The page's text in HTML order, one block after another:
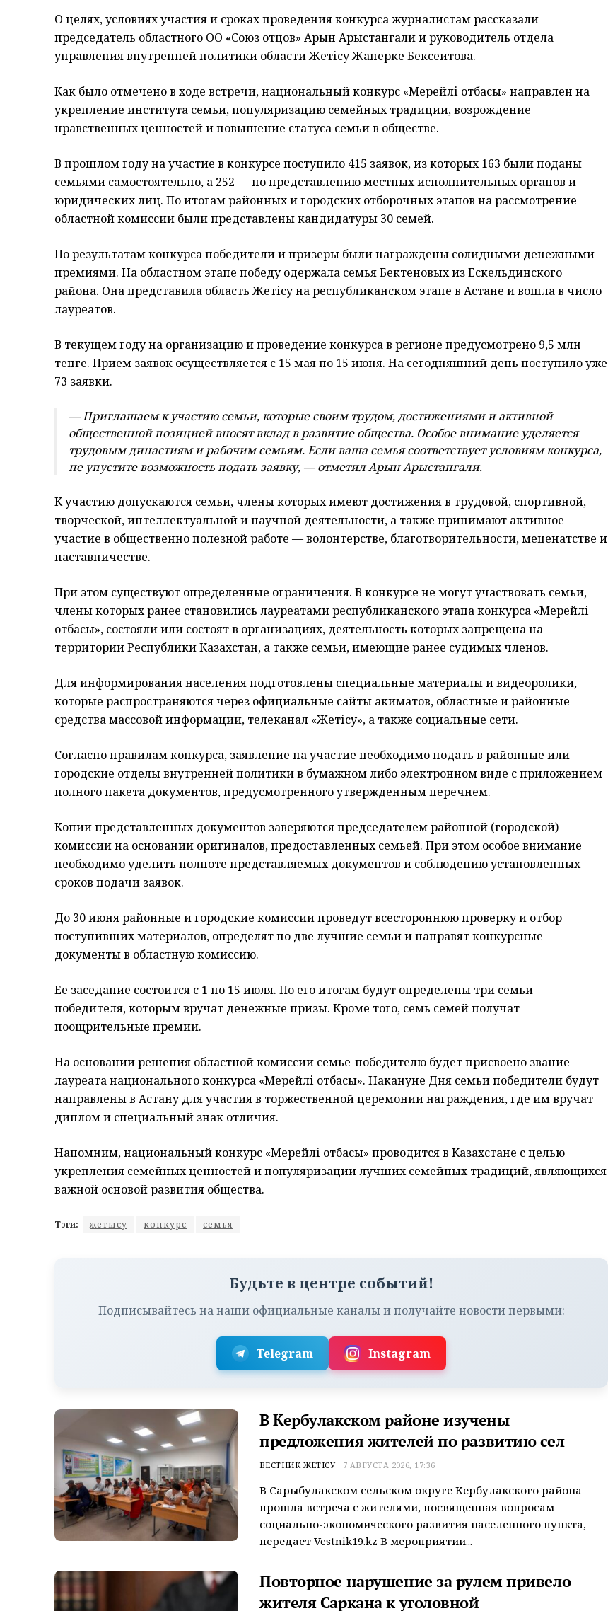
О целях, условиях участия и сроках проведения конкурса журналистам рассказали
председатель областного ОО «Союз отцов» Арын Арыстангали и руководитель отдела
управления внутренней политики области Жетісу Жанерке Бексеитова.
Как было отмечено в ходе встречи, национальный конкурс «Мерейлі отбасы» направлен на
укрепление института семьи, популяризацию семейных традиции, возрождение
нравственных ценностей и повышение статуса семьи в обществе.
В прошлом году на участие в конкурсе поступило 415 заявок, из которых 163 были поданы
семьями самостоятельно, а 252 — по представлению местных исполнительных органов и
юридических лиц. По итогам районных и городских отборочных этапов на рассмотрение
областной комиссии были представлены кандидатуры 30 семей.
По результатам конкурса победители и призеры были награждены солидными денежными
премиями. На областном этапе победу одержала семья Бектеновых из Ескельдинского
района. Она представила область Жетісу на республиканском этапе в Астане и вошла в число
лауреатов.
В текущем году на организацию и проведение конкурса в регионе предусмотрено 9,5 млн
тенге. Прием заявок осуществляется с 15 мая по 15 июня. На сегодняшний день поступило уже
73 заявки.
— Приглашаем к участию семьи, которые своим трудом, достижениями и активной
общественной позицией вносят вклад в развитие общества. Особое внимание уделяется
трудовым династиям и рабочим семьям. Если ваша семья соответствует условиям конкурса,
не упустите возможность подать заявку, — отметил Арын Арыстангали.
К участию допускаются семьи, члены которых имеют достижения в трудовой, спортивной,
творческой, интеллектуальной и научной деятельности, а также принимают активное
участие в общественно полезной работе — волонтерстве, благотворительности, меценатстве и
наставничестве.
При этом существуют определенные ограничения. В конкурсе не могут участвовать семьи,
члены которых ранее становились лауреатами республиканского этапа конкурса «Мерейлі
отбасы», состояли или состоят в организациях, деятельность которых запрещена на
территории Республики Казахстан, а также семьи, имеющие ранее судимых членов.
Для информирования населения подготовлены специальные материалы и видеоролики,
которые распространяются через официальные сайты акиматов, областные и районные
средства массовой информации, телеканал «Жетісу», а также социальные сети.
Согласно правилам конкурса, заявление на участие необходимо подать в районные или
городские отделы внутренней политики в бумажном либо электронном виде с приложением
полного пакета документов, предусмотренного утвержденным перечнем.
Копии представленных документов заверяются председателем районной (городской)
комиссии на основании оригиналов, предоставленных семьей. При этом особое внимание
необходимо уделить полноте представляемых документов и соблюдению установленных
сроков подачи заявок.
До 30 июня районные и городские комиссии проведут всестороннюю проверку и отбор
поступивших материалов, определят по две лучшие семьи и направят конкурсные
документы в областную комиссию.
Ее заседание состоится с 1 по 15 июля. По его итогам будут определены три семьи-
победителя, которым вручат денежные призы. Кроме того, семь семей получат
поощрительные премии.
На основании решения областной комиссии семье-победителю будет присвоено звание
лауреата национального конкурса «Мерейлі отбасы». Накануне Дня семьи победители будут
направлены в Астану для участия в торжественной церемонии награждения, где им вручат
диплом и специальный знак отличия.
Напомним, национальный конкурс «Мерейлі отбасы» проводится в Казахстане с целью
укрепления семейных ценностей и популяризации лучших семейных традиций, являющихся
важной основой развития общества.
Тэги: жетысу конкурс семья
Будьте в центре событий!
Подписывайтесь на наши официальные каналы и получайте новости первыми:
Telegram Instagram
В Кербулакском районе изучены
предложения жителей по развитию сел
ВЕСТНИК ЖЕТІСУ 7 АВГУСТА 2026, 17:36
В Сарыбулакском сельском округе Кербулакского района
прошла встреча с жителями, посвященная вопросам
социально-экономического развития населенного пункта,
передает Vestnik19.kz В мероприятии...
Повторное нарушение за рулем привело
жителя Саркана к уголовной